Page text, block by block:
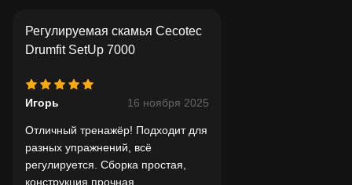
Регулируемая скамья Cecotec
Drumfit SetUp 7000
Игорь 16 ноября 2025
Отличный тренажёр! Подходит для
разных упражнений, всё
регулируется. Сборка простая,
конструкция прочная.